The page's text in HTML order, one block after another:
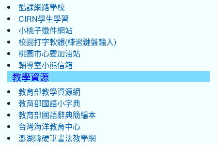
酷課網路學校
CIRN學生學習
小桃子徵件網站
校園打字軟體(練習鍵盤輸入)
桃園市心靈加油站
輔導室小熊信箱
教學資源
教育部教學資源網
教育部國語小字典
教育部國語辭典簡編本
台灣海洋教育中心
澎湖縣硬筆書法教學網